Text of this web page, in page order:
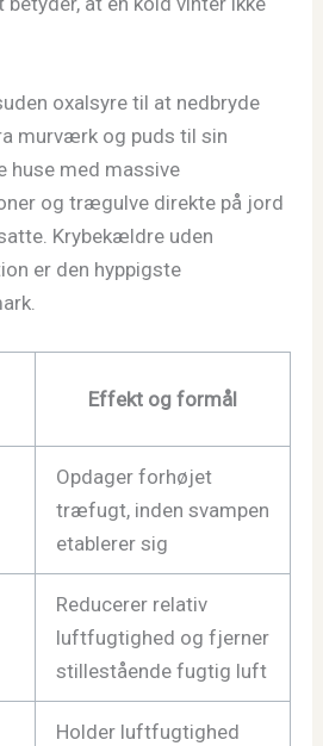
oxalsyre til at nedbryde
murværk og puds til sin
med massive
og trægulve direkte på jord
Krybekældre uden
er den hyppigste
Effekt og formål
Opdager forhøjet
træfugt, inden svampen
etablerer sig
Reducerer relativ
luftfugtighed og fjerner
stillestående fugtig luft
Holder luftfugtighed